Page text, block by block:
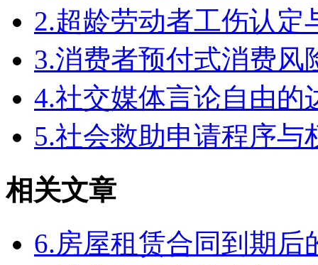
2.超龄劳动者工伤认定
3.消费者预付式消费风
4.社交媒体言论自由
5.社会救助申请程序与
相关文章
6.房屋租赁合同到期后